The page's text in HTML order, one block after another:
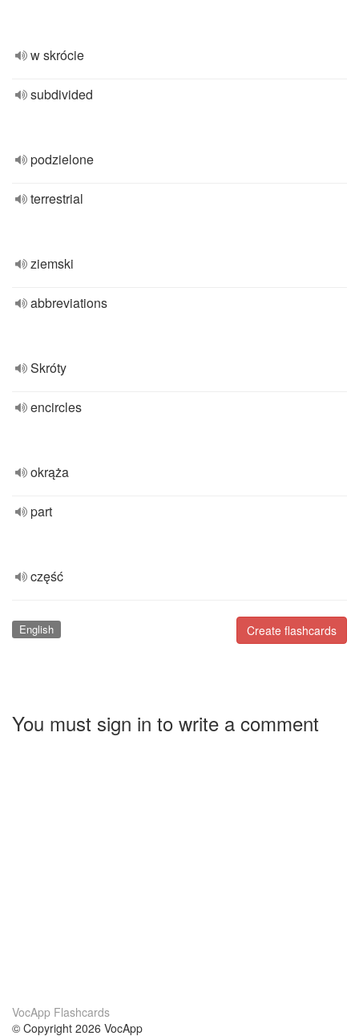
w skrócie
subdivided
podzielone
terrestrial
ziemski
abbreviations
Skróty
encircles
okrąża
part
część
Create flashcards
English
You must sign in to write a comment
VocApp Flashcards
© Copyright 2026 VocApp